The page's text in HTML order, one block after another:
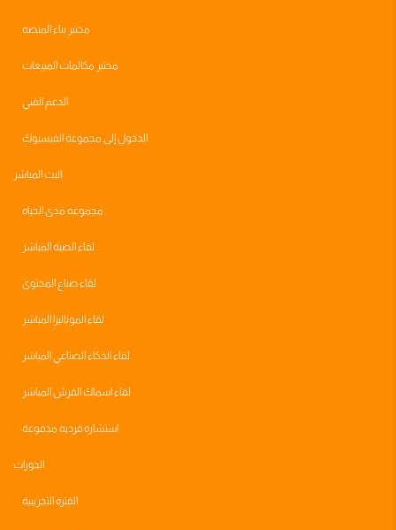
مختبر بناء المنصه
مختبر مكالمات المبيعات
الدعم الفني
الدخول إلى مجموعة الفيسبوك
البث المباشر
مجموعه مدى الحياه
لقاء الصبة المباشر
لقاء صناع المحتوى
لقاء الموناليزا المباشر
لقاء الذكاء الصناعي المباشر
لقاء اسماك القرش المباشر
استشاره فرديه مدفوعة
الدورات
الفترة التجريبية